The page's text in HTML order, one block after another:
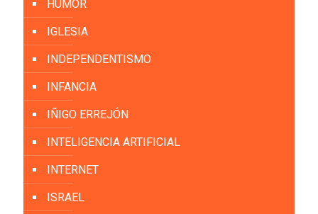
HUMOR
IGLESIA
INDEPENDENTISMO
INFANCIA
IÑIGO ERREJÓN
INTELIGENCIA ARTIFICIAL
INTERNET
ISRAEL